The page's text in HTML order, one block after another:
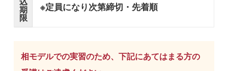
期
限
※定員になり次第締切・先着順
相モデルでの実習のため、下記にあてはまる方の